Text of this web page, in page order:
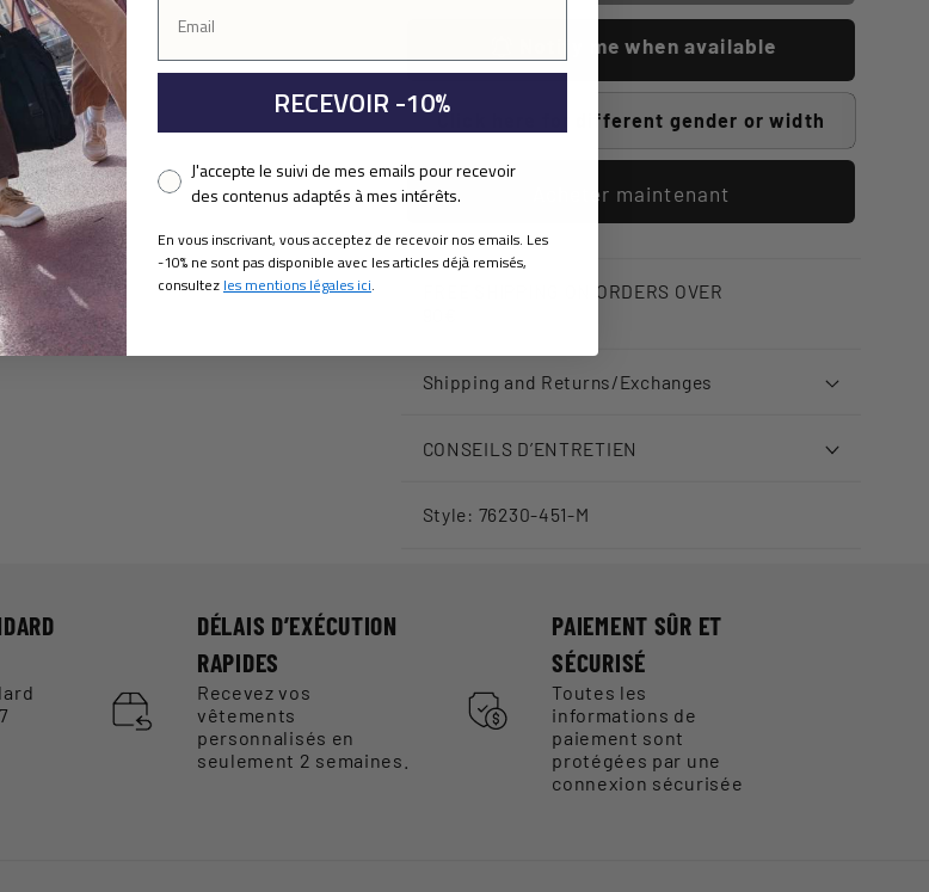
Notify me when available
Click here for different gender or width
Acheter maintenant
FREE SHIPPING ON ORDERS OVER
Shipping and Returns/Exchanges
CONSEILS D’ENTRETIEN
Style: 76230-451-M
DÉLAIS D’EXÉCUTION
RAPIDES
Recevez vos
vêtements
personnalisés en
seulement 2 semaines.
PAIEMENT SÛR ET
SÉCURISÉ
Toutes les
informations de
paiement sont
protégées par une
connexion sécurisée
RECEVOIR -10%
Pixel consent
J'accepte le suivi de mes emails pour recevoir
des contenus adaptés à mes intérêts.
En vous inscrivant, vous acceptez de recevoir nos emails. Les
-10% ne sont pas disponible avec les articles déjà remisés,
consultez les mentions légales ici.